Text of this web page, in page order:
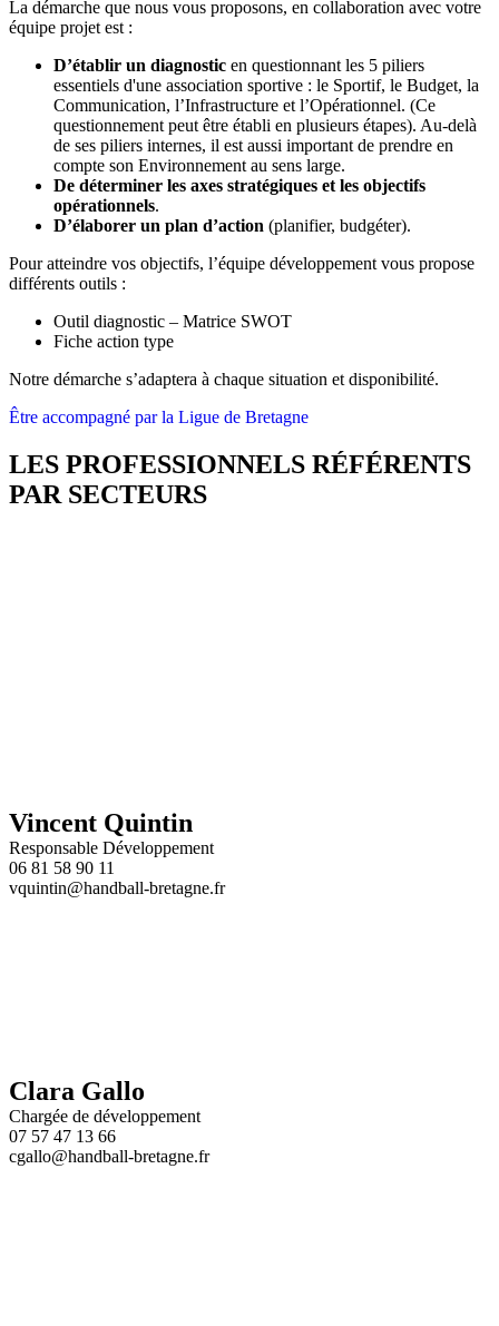
La démarche que nous vous proposons, en collaboration avec votre
équipe projet est : ​
D’établir un diagnostic en questionnant les 5 piliers
essentiels d'une association sportive : le Sportif, le Budget, la
Communication, l’Infrastructure et l’Opérationnel. (Ce
questionnement peut être établi en plusieurs étapes). Au-delà
de ses piliers internes, il est aussi important de prendre en
compte son Environnement au sens large. ​
De déterminer les axes stratégiques et les objectifs
opérationnels. ​
D’élaborer un plan d’action (planifier, budgéter).​
Pour atteindre vos objectifs, l’équipe développement vous propose
différents outils :​
Outil diagnostic – Matrice SWOT​
Fiche action type​
Notre démarche s’adaptera à chaque situation et disponibilité. ​
Être accompagné par la Ligue de Bretagne
LES PROFESSIONNELS RÉFÉRENTS
PAR SECTEURS
Vincent Quintin
Responsable Développement
06 81 58 90 11
vquintin@handball-bretagne.fr
Clara Gallo
Chargée de développement
07 57 47 13 66
cgallo@handball-bretagne.fr